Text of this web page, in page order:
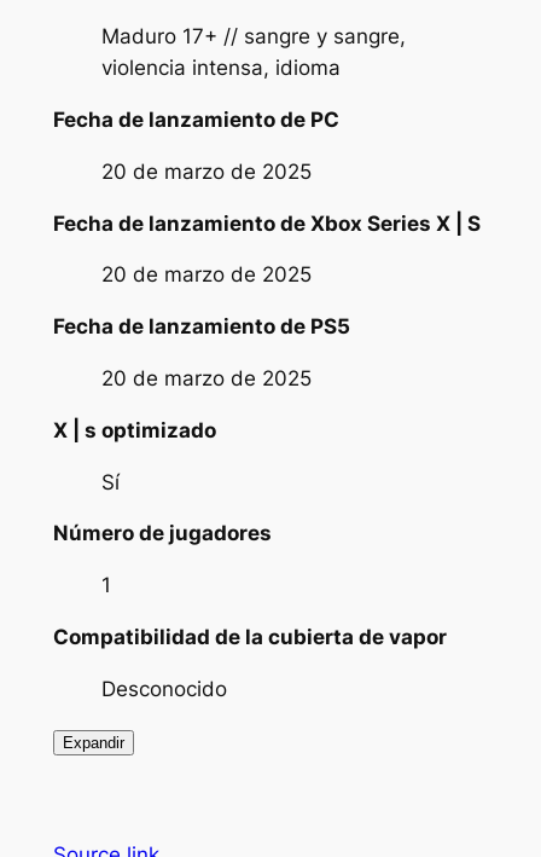
Maduro 17+ // sangre y sangre,
violencia intensa, idioma
Fecha de lanzamiento de PC
20 de marzo de 2025
Fecha de lanzamiento de Xbox Series X | S
20 de marzo de 2025
Fecha de lanzamiento de PS5
20 de marzo de 2025
X | s optimizado
Sí
Número de jugadores
1
Compatibilidad de la cubierta de vapor
Desconocido
Expandir